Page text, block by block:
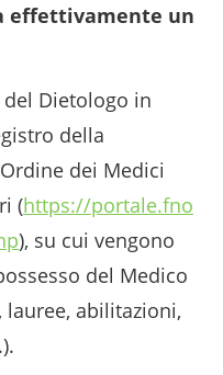
effettivamente un
Dietologo in
della
dei Medici
(https://portale.fno
), su cui vengono
del Medico
lauree, abilitazioni,